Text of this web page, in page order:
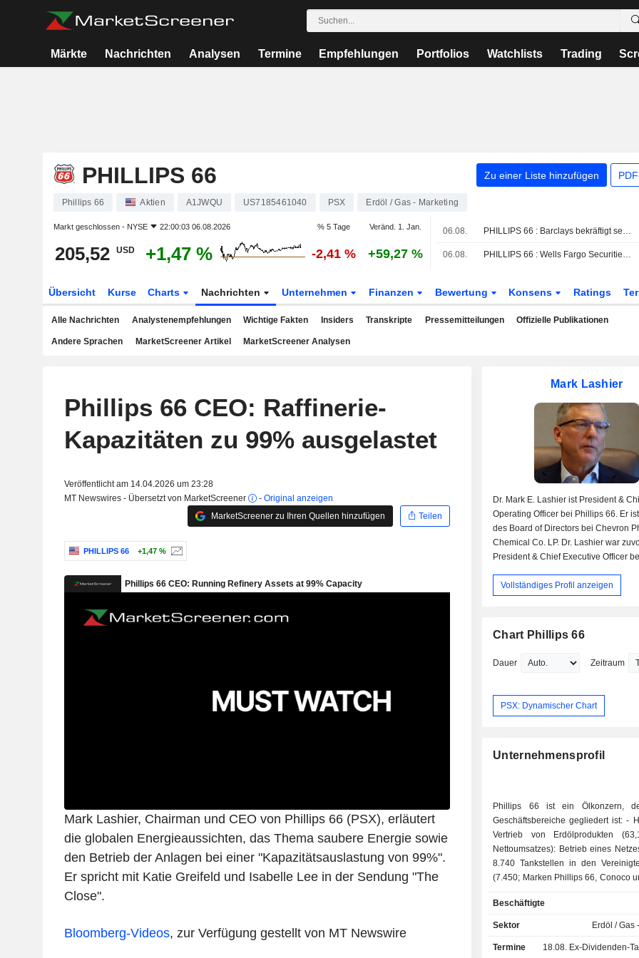
Märkte Nachrichten Analysen Termine Empfehlungen Portfolios Watchlists Trading
PHILLIPS 66 Zu einer Liste hinzufügen
Phillips 66 Aktien A1JWQU US7185461040 PSX Erdöl / Gas - Marketing
Markt geschlossen - NYSE 22:00:03 06.08.2026 % 5 Tage Veränd. 1. Jan.
205,52 USD +1,47 % -2,41 % +59,27 %
06.08. PHILLIPS 66 : Barclays bekräftigt seine Verkaufsbewertung
06.08. PHILLIPS 66 : Wells Fargo Securities behält Verkaufen-Bewertung bei
Übersicht Kurse Charts Nachrichten Unternehmen Finanzen Bewertung Konsens Ratings
Alle Nachrichten Analystenempfehlungen Wichtige Fakten Insiders Transkripte Pressemitteilungen Offizielle Publikationen
Andere Sprachen MarketScreener Artikel MarketScreener Analysen
Phillips 66 CEO: Raffinerie-
Kapazitäten zu 99% ausgelastet
Veröffentlicht am 14.04.2026 um 23:28
MT Newswires - Übersetzt von MarketScreener
- Original anzeigen
MarketScreener zu Ihren Quellen hinzufügen
Teilen
PHILLIPS 66 +1,47 %
Mark Lashier, Chairman und CEO von Phillips 66 (PSX), erläutert
die globalen Energieaussichten, das Thema saubere Energie sowie
den Betrieb der Anlagen bei einer "Kapazitätsauslastung von 99%".
Er spricht mit Katie Greifeld und Isabelle Lee in der Sendung "The
Close".
Bloomberg-Videos, zur Verfügung gestellt von MT Newswire
Mark Lashier
Dr. Mark E. Lashier ist President &
Operating Officer bei Phillips 66. Er
des Board of Directors bei Chevron
Chemical Co. LP. Dr. Lashier war
President & Chief Executive Officer
Bachelor-Abschluss an der Iowa State
Vollständiges Profil anzeigen
Chart Phillips 66
Dauer Zeitraum
PSX: Dynamischer Chart
Unternehmensprofil
Phillips 66 ist ein Ölkonzern,
Geschäftsbereiche gegliedert ist: - Handel und
Vertrieb von Erdölprodukten
Nettoumsatzes): Betrieb eines
8.740 Tankstellen in den
(7.450; Marken Phillips 66, Conoco
Konzern ist außerdem in der
dem Vertrieb von Spezialprodukten
Betrieb von 11 Raffinerien in den
Beschäftigte
Sektor Erdöl / Gas
Termine 18.08. Ex-Dividenden-Tag -